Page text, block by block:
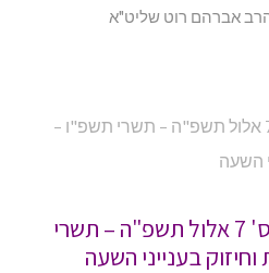
ושכנתי בתוכם – גליון מס' 7 אלול תשפ"ה – תשרי
בענייני השעה